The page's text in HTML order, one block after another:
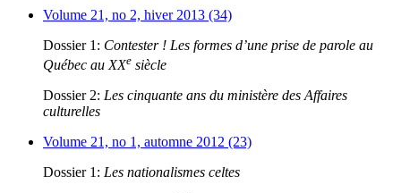
Volume 21, no 2, hiver 2013 (34)
Dossier 1: Contester ! Les formes d’une prise de parole au
Québec au XXe siècle
Dossier 2: Les cinquante ans du ministère des Affaires
culturelles
Volume 21, no 1, automne 2012 (23)
Dossier 1: Les nationalismes celtes